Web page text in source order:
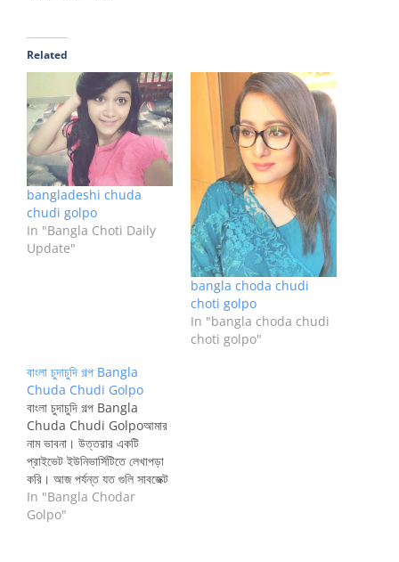
Related
bangladeshi chuda
chudi golpo
In "Bangla Choti Daily
Update"
bangla choda chudi
choti golpo
In "bangla choda chudi
choti golpo"
বাংলা চুদাচুদি গল্প Bangla
Chuda Chudi Golpo
বাংলা চুদাচুদি গল্প Bangla
Chuda Chudi Golpoআমার
নাম ভাবনা। উত্তরার একটি
প্রাইভেট ইউনিভার্সিটিতে লেখাপড়া
করি। আজ পর্যন্ত যত গুলি সাবজেক্ট
এ পাশ করেছি সব কিছুই নিজের মেধা
আর যোগ্যতার বলে। কাউকে কিছু
In "Bangla Chodar
Golpo"